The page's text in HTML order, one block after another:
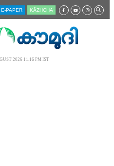
E-PAPER KĀZHCHA
2026 11.16 PM IST